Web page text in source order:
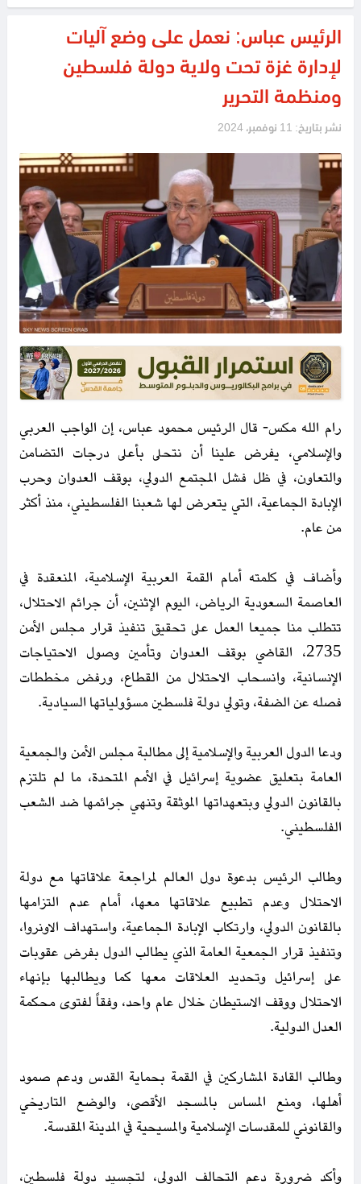
الرئيس عباس: نعمل على وضع آليات
لإدارة غزة تحت ولاية دولة فلسطين
ومنظمة التحرير
نشر بتاريخ: 11 نوفمبر، 2024
رام الله مكس- قال الرئيس محمود عباس، إن الواجب العربي
والإسلامي، يفرض علينا أن نتحلى بأعلى درجات التضامن
والتعاون، في ظل فشل المجتمع الدولي، بوقف العدوان وحرب
الإبادة الجماعية، التي يتعرض لها شعبنا الفلسطيني، منذ أكثر
من عام.
وأضاف في كلمته أمام القمة العربية الإسلامية، المنعقدة في
العاصمة السعودية الرياض، اليوم الإثنين، أن جرائم الاحتلال،
تتطلب منا جميعا العمل على تحقيق تنفيذ قرار مجلس الأمن
2735، القاضي بوقف العدوان وتأمين وصول الاحتياجات
الإنسانية، وانسحاب الاحتلال من القطاع، ورفض مخططات
فصله عن الضفة، وتولي دولة فلسطين مسؤولياتها السيادية.
ودعا الدول العربية والإسلامية إلى مطالبة مجلس الأمن والجمعية
العامة بتعليق عضوية إسرائيل في الأمم المتحدة، ما لم تلتزم
بالقانون الدولي وبتعهداتها الموثقة وتنهي جرائمها ضد الشعب
الفلسطيني.
وطالب الرئيس بدعوة دول العالم لمراجعة علاقاتها مع دولة
الاحتلال وعدم تطبيع علاقاتها معها، أمام عدم التزامها
بالقانون الدولي، وارتكاب الإبادة الجماعية، واستهداف الاونروا،
وتنفيذ قرار الجمعية العامة الذي يطالب الدول بفرض عقوبات
على إسرائيل وتحديد العلاقات معها كما ويطالبها بإنهاء
الاحتلال ووقف الاستيطان خلال عام واحد، وفقاً لفتوى محكمة
العدل الدولية.
وطالب القادة المشاركين في القمة بحماية القدس ودعم صمود
أهلها، ومنع المساس بالمسجد الأقصى، والوضع التاريخي
والقانوني للمقدسات الإسلامية والمسيحية في المدينة المقدسة.
وأكد ضرورة دعم التحالف الدولي، لتجسيد دولة فلسطين،